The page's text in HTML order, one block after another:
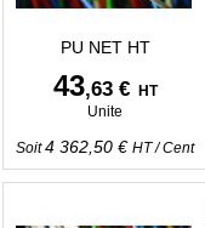
PU NET HT
43,63 €
HT
Unite
Soit4 362,50 € HT/Cent